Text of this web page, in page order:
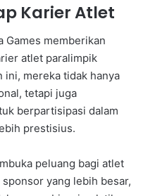
Karier Atlet
Games memberikan
atlet paralimpik
ini, mereka tidak hanya
tetapi juga
berpartisipasi dalam
prestisius.
peluang bagi atlet
yang lebih besar,